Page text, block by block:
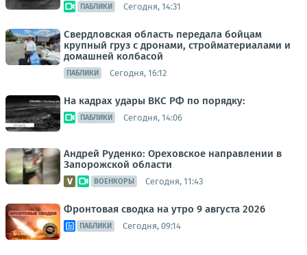
ПАБЛИКИ Сегодня, 14:31
Свердловская область передала бойцам
крупный груз с дронами, стройматериалами и
домашней колбасой
ПАБЛИКИ Сегодня, 16:12
На кадрах удары ВКС РФ по порядку:
ПАБЛИКИ Сегодня, 14:06
Андрей Руденко: Ореховское направлении в
Запорожской области
ВОЕНКОРЫ Сегодня, 11:43
Фронтовая сводка на утро 9 августа 2026
ПАБЛИКИ Сегодня, 09:14